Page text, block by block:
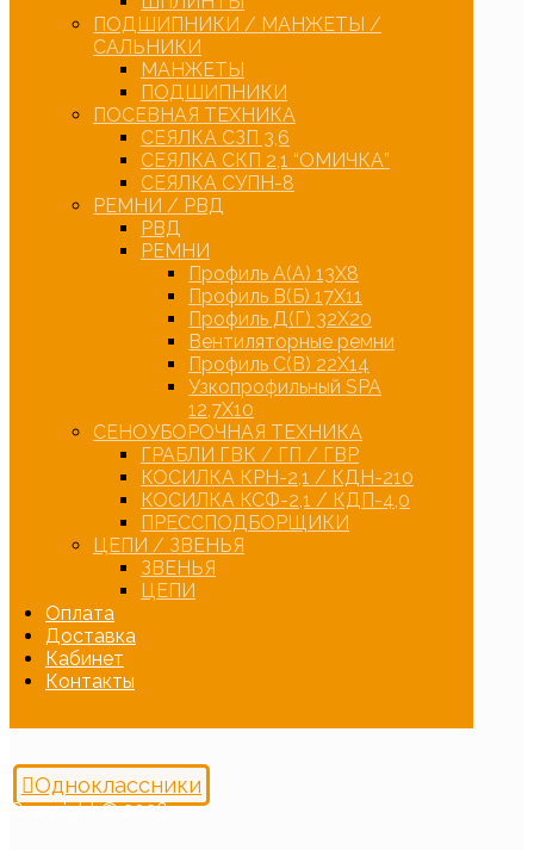
ПОДШИПНИКИ / МАНЖЕТЫ /
САЛЬНИКИ
МАНЖЕТЫ
ПОДШИПНИКИ
ПОСЕВНАЯ ТЕХНИКА
СЕЯЛКА СЗП 3,6
СЕЯЛКА СКП 2,1 “ОМИЧКА”
СЕЯЛКА СУПН-8
РЕМНИ / РВД
РВД
РЕМНИ
Профиль А(А) 13Х8
Профиль В(Б) 17Х11
Профиль Д(Г) 32Х20
Вентиляторные ремни
Профиль С(В) 22Х14
Узкопрофильный SPA
12,7Х10
СЕНОУБОРОЧНАЯ ТЕХНИКА
ГРАБЛИ ГВК / ГП / ГВР
КОСИЛКА КРН-2,1 / КДН-210
КОСИЛКА КСФ-2,1 / КДП-4,0
ПРЕССПОДБОРЩИКИ
ЦЕПИ / ЗВЕНЬЯ
ЗВЕНЬЯ
ЦЕПИ
Оплата
Доставка
Кабинет
Контакты
Одноклассники
Copyright © 2026